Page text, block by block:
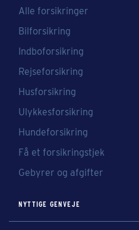
Alle forsikringer
Bilforsikring
Indboforsikring
Rejseforsikring
Husforsikring
Ulykkesforsikring
Hundeforsikring
Få et forsikringstjek
Gebyrer og afgifter
NYTTIGE GENVEJE